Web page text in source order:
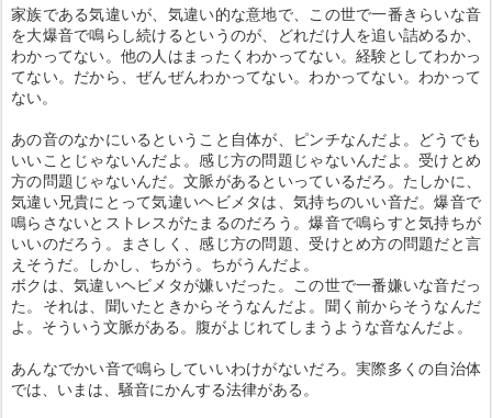
家族である気違いが、気違い的な意地で、この世で一番きらいな音
を大爆音で鳴らし続けるというのが、どれだけ人を追い詰めるか、
わかってない。他の人はまったくわかってない。経験としてわかっ
てない。だから、ぜんぜんわかってない。わかってない。わかって
ない。
あの音のなかにいるということ自体が、ピンチなんだよ。どうでも
いいことじゃないんだよ。感じ方の問題じゃないんだよ。受けとめ
方の問題じゃないんだ。文脈があるといっているだろ。たしかに、
気違い兄貴にとって気違いヘビメタは、気持ちのいい音だ。爆音で
鳴らさないとストレスがたまるのだろう。爆音で鳴らすと気持ちが
いいのだろう。まさしく、感じ方の問題、受けとめ方の問題だと言
えそうだ。しかし、ちがう。ちがうんだよ。
ボクは、気違いヘビメタが嫌いだった。この世で一番嫌いな音だっ
た。それは、聞いたときからそうなんだよ。聞く前からそうなんだ
よ。そういう文脈がある。腹がよじれてしまうような音なんだよ。
あんなでかい音で鳴らしていいわけがないだろ。実際多くの自治体
では、いまは、騒音にかんする法律がある。